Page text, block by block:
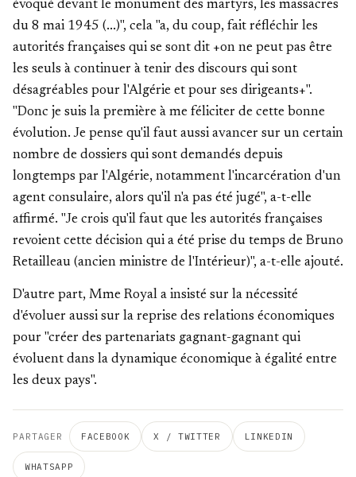
évoqué devant le monument des martyrs, les massacres
du 8 mai 1945 (...)", cela "a, du coup, fait réfléchir les
autorités françaises qui se sont dit +on ne peut pas être
les seuls à continuer à tenir des discours qui sont
désagréables pour l'Algérie et pour ses dirigeants+".
"Donc je suis la première à me féliciter de cette bonne
évolution. Je pense qu'il faut aussi avancer sur un certain
nombre de dossiers qui sont demandés depuis
longtemps par l'Algérie, notamment l'incarcération d'un
agent consulaire, alors qu'il n'a pas été jugé", a-t-elle
affirmé. "Je crois qu'il faut que les autorités françaises
revoient cette décision qui a été prise du temps de Bruno
Retailleau (ancien ministre de l'Intérieur)", a-t-elle ajouté.
D'autre part, Mme Royal a insisté sur la nécessité
d'évoluer aussi sur la reprise des relations économiques
pour "créer des partenariats gagnant-gagnant qui
évoluent dans la dynamique économique à égalité entre
les deux pays".
PARTAGER FACEBOOK X / TWITTER LINKEDIN
WHATSAPP